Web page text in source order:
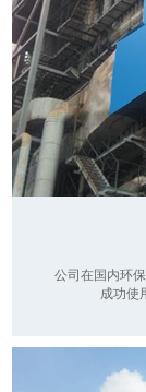
公司在国内环
成功使